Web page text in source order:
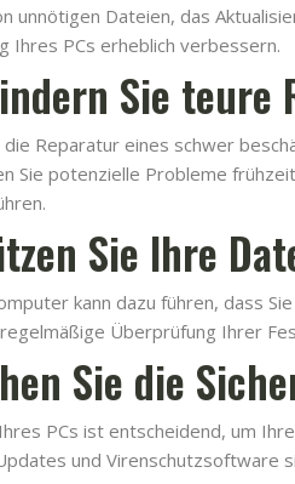
unnötigen Dateien, das
Ihres PCs erheblich verbessern.
Sie teure
Reparatur eines schwer
Sie potenzielle Probleme
Sie Ihre
kann dazu führen, dass
Überprüfung Ihrer
Sie die
PCs ist entscheidend, um
und Virenschutzsoftware